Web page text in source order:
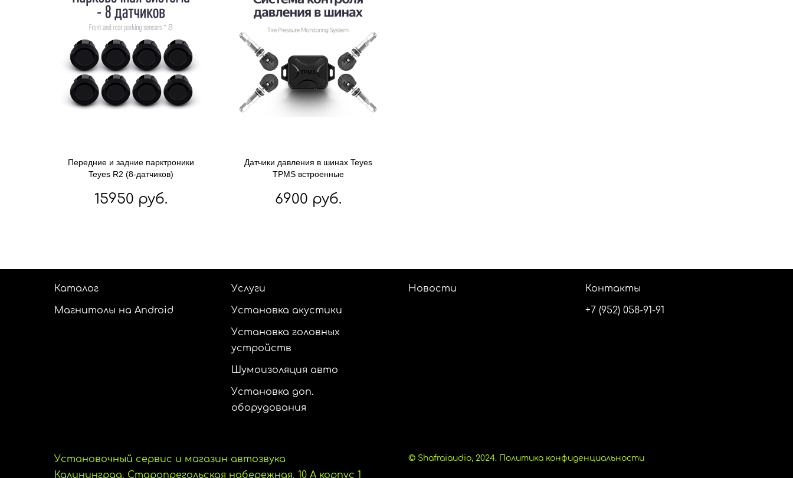
Передние и задние парктроники
Teyes R2 (8-датчиков)
15950 руб.
Датчики давления в шинах Teyes
TPMS встроенные
6900 руб.
Каталог
Магнитолы на Android
Услуги
Установка акустики
Установка головных
устройств
Шумоизоляция авто
Установка доп.
оборудования
Новости Контакты
+7 (952) 058-91-91
Установочный сервис и магазин автозвука
Калининград, Старопрегольская набережная, 10 А корпус 1
© Shafraiaudio, 2024. Политика конфиденциальности